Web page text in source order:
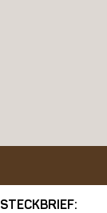
STECKBRIEF: